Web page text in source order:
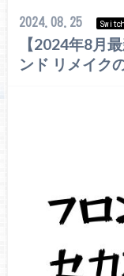
2024.08.25
【2024年8月
ンド リメイク